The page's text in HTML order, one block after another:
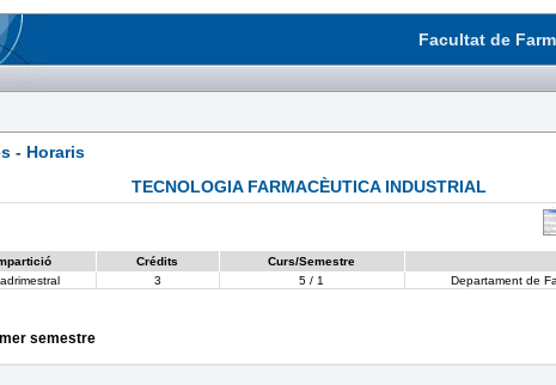
Facultat de
- Horaris
TECNOLOGIA FARMACÈUTICA INDUSTRIAL
Crédits Curs/Semestre
3 5 / 1 Departament de
semestre